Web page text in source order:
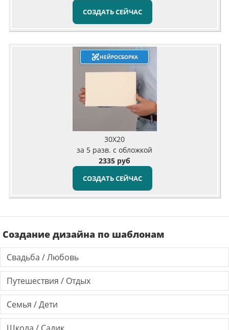
СОЗДАТЬ СЕЙЧАС
НЕЙРОСБОРКА
30X20
за 5 разв. с обложкой
2335 руб
СОЗДАТЬ СЕЙЧАС
Создание дизайна по шаблонам
Свадьба / Любовь
Путешествия / Отдых
Семья / Дети